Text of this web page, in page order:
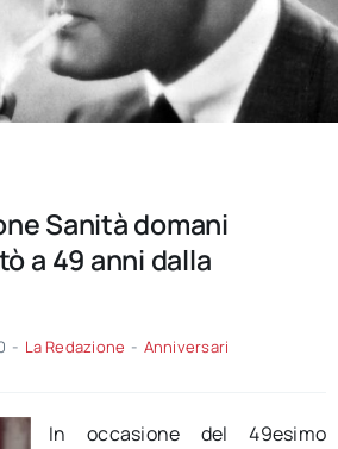
Sanità domani
a 49 anni dalla
- La Redazione - Anniversari
In occasione del 49esimo